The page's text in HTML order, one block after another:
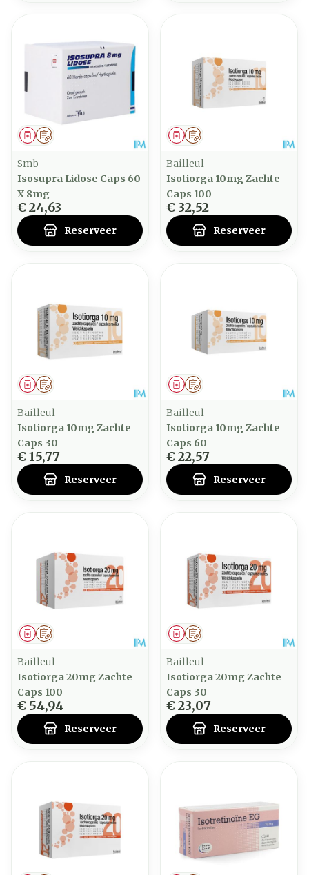
Op voorschrift
Geneesmiddel
Smb
Isosupra Lidose Caps 60
X 8mg
€ 24,63
Reserveer
Op voorschrift
Geneesmiddel
Bailleul
Isotiorga 10mg Zachte
Caps 100
€ 32,52
Reserveer
Op voorschrift
Geneesmiddel
Bailleul
Isotiorga 10mg Zachte
Caps 30
€ 15,77
Reserveer
Op voorschrift
Geneesmiddel
Bailleul
Isotiorga 10mg Zachte
Caps 60
€ 22,57
Reserveer
Op voorschrift
Geneesmiddel
Bailleul
Isotiorga 20mg Zachte
Caps 100
€ 54,94
Reserveer
Op voorschrift
Geneesmiddel
Bailleul
Isotiorga 20mg Zachte
Caps 30
€ 23,07
Reserveer